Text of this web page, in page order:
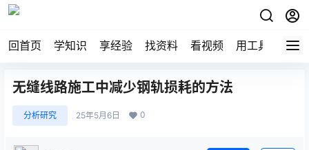
回首页 学知识 享经验 找资料 看视频 用工具 论技
无缝线路施工中减少钢轨损耗的方法
分析研究 25年5月6日 0